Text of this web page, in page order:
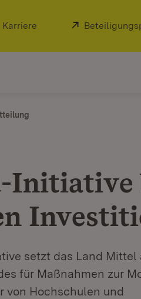
Extern:
Karriere (Öffnet in neuem
Extern:
setzt das Land Mittel
für Maßnahmen zur
von Hochschulen und